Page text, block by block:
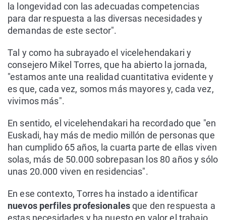
la longevidad con las adecuadas competencias
para dar respuesta a las diversas necesidades y
demandas de este sector".
Tal y como ha subrayado el vicelehendakari y
consejero Mikel Torres, que ha abierto la jornada,
"estamos ante una realidad cuantitativa evidente y
es que, cada vez, somos más mayores y, cada vez,
vivimos más".
En sentido, el vicelehendakari ha recordado que "en
Euskadi, hay más de medio millón de personas que
han cumplido 65 años, la cuarta parte de ellas viven
solas, más de 50.000 sobrepasan los 80 años y sólo
unas 20.000 viven en residencias".
En ese contexto, Torres ha instado a identificar
nuevos perfiles profesionalesque den respuesta a
estas necesidades y ha puesto en valor el trabajo